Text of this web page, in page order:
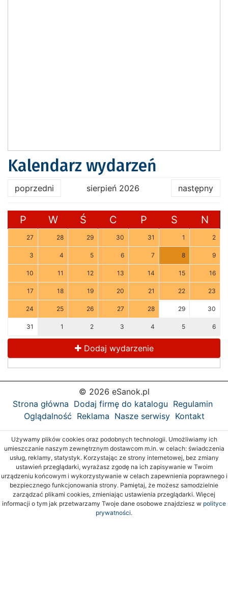
Kalendarz wydarzeń
poprzedni sierpień 2026 następny
P W Ś C P S N
27 28 29 30 31 1 2
3 4 5 6 7 8 9
10 11 12 13 14 15 16
17 18 19 20 21 22 23
24 25 26 27 28 29 30
31 1 2 3 4 5 6
Dodaj wydarzenie
© 2026 eSanok.pl
Strona główna Dodaj firmę do katalogu Regulamin
Oglądalność Reklama Nasze serwisy Kontakt
Używamy plików cookies oraz podobnych technologii. Umożliwiamy ich
umieszczanie naszym zewnętrznym dostawcom m.in. w celach: świadczenia
usług, reklamy, statystyk. Korzystając ze strony internetowej, bez zmiany
ustawień przeglądarki, wyrażasz zgodę na ich zapisywanie w Twoim
urządzeniu końcowym i wykorzystywanie w celach zapewnienia poprawnego i
bezpiecznego funkcjonowania strony. Pamiętaj, że możesz samodzielnie
zarządzać plikami cookies, zmieniając ustawienia przeglądarki. Więcej
informacji o tym jak przetwarzamy Twoje dane osobowe znajdziesz w polityce
prywatności.